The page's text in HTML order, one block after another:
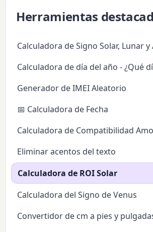
Herramientas
Calculadora de Signo Solar, Lunar y
Calculadora de día del año - ¿Qué
Generador de IMEI Aleatorio
📅 Calculadora de Fecha
Calculadora de Compatibilidad
Eliminar acentos del texto
Calculadora de ROI Solar
Calculadora del Signo de Venus
Convertidor de cm a pies y